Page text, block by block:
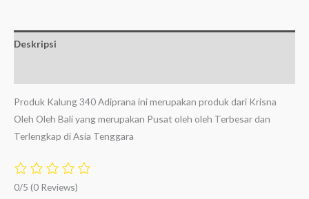
Deskripsi
Produk Kalung 340 Adiprana ini merupakan produk dari Krisna
Oleh Oleh Bali yang merupakan Pusat oleh oleh Terbesar dan
Terlengkap di Asia Tenggara
0/5 (0 Reviews)